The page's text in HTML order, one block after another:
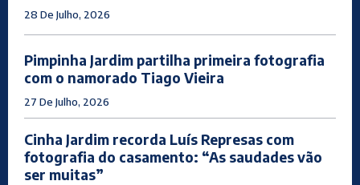
28 De Julho, 2026
Pimpinha Jardim partilha primeira fotografia
com o namorado Tiago Vieira
27 De Julho, 2026
Cinha Jardim recorda Luís Represas com
fotografia do casamento: “As saudades vão
ser muitas”